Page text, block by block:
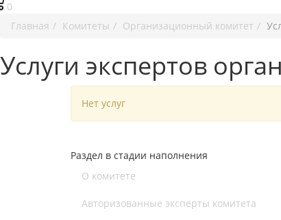
0
Главная
Комитеты Организационный комитет
Услуги экспертов
Нет услуг
Раздел в стадии наполнения
О комитете
Авторизованные эксперты комитета